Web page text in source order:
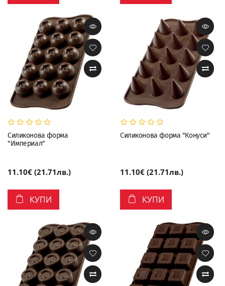
Силиконова форма
"Империал"
11.10€ (21.71лв.)
КУПИ
Силиконова форма "Конуси"
11.10€ (21.71лв.)
КУПИ